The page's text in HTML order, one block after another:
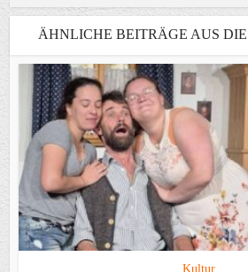
ÄHNLICHE BEITRÄGE AUS
Kultur